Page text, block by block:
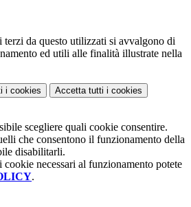
terzi da questo utilizzati si avvalgono di
ed utili alle finalità illustrate nella
i cookies Accetta tutti i cookies
scegliere quali cookie consentire.
che consentono il funzionamento della
disabilitarli.
cookie necessari al funzionamento potete
.